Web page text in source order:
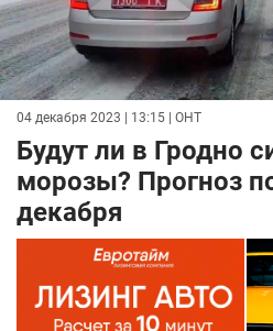
04 декабря 2023 | 13:15 | ОНТ
Будут ли в Гродно
морозы? Прогноз
декабря